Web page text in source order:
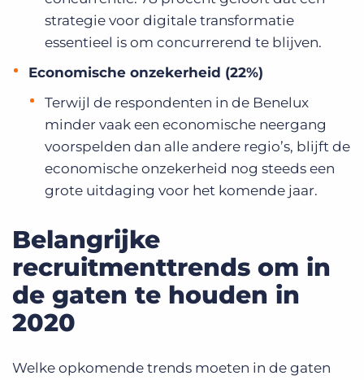
strategie voor digitale transformatie
essentieel is om concurrerend te blijven.
Economische onzekerheid (22%)
Terwijl de respondenten in de Benelux
minder vaak een economische neergang
voorspelden dan alle andere regio’s, blijft de
economische onzekerheid nog steeds een
grote uitdaging voor het komende jaar.
Belangrijke
recruitmenttrends om in
de gaten te houden in
2020
Welke opkomende trends moeten in de gaten